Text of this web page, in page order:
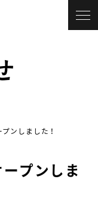
ンしました！
プンしま